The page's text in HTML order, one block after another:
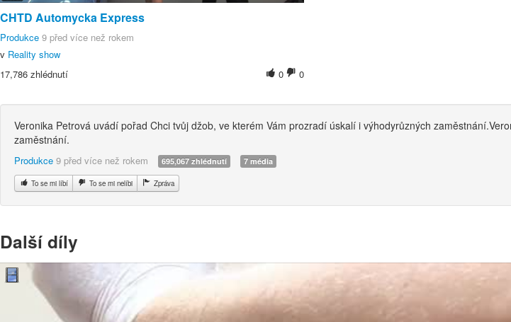
CHTD Automycka Express
Produkce 9 před více než rokem
v Reality show
0
0
17,786 zhlédnutí
Veronika Petrová uvádí pořad Chci tvůj džob, ve kterém Vám prozradí úskalí i výhodyrůzných
zaměstnání.
Produkce 9 před více než rokem 695,067 zhlédnutí 7 média
To se mi líbí To se mi nelíbi Zpráva
Další díly